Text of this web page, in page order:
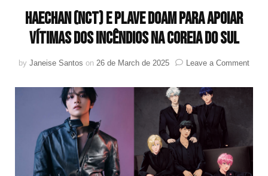
HAECHAN (NCT) e PLAVE doam para apoiar
vítimas dos incêndios na Coreia do Sul
by Janeise Santos on 26 de March de 2025 Leave a Commenton